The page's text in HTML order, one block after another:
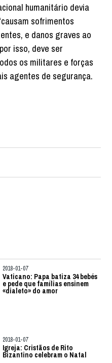
humanitário devia
sofrimentos
e danos graves ao
isso, deve ser
os militares e forças
agentes de segurança.
2018-01-07
Vaticano: Papa batiza 34 bebés
e pede que famílias ensinem
«dialeto» do amor
2018-01-07
Igreja: Cristãos de Rito
Bizantino celebram o Natal